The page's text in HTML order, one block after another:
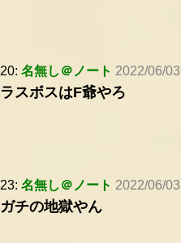
20: 名無し＠ノート 2022/06/
ラスボスはF爺やろ
23: 名無し＠ノート 2022/06/
ガチの地獄やん